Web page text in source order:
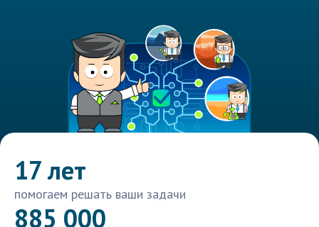
17 лет
помогаем решать ваши задачи
885 000